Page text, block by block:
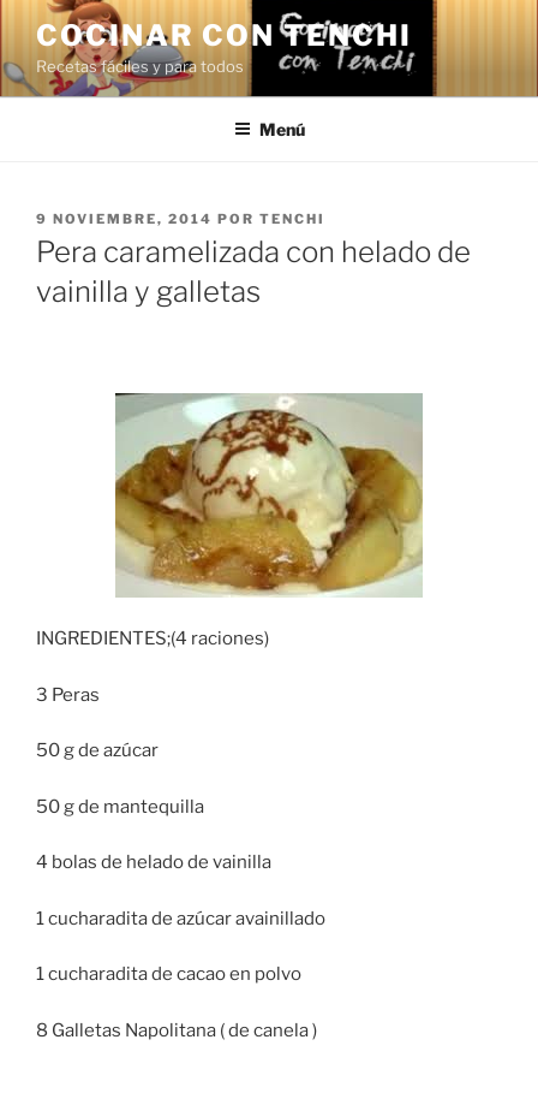
Saltar
contenido
COCINAR CON TENCHI
Recetas fáciles y para todos
Menú
PUBLICADO
EL
9 NOVIEMBRE, 2014 POR TENCHI
Pera caramelizada con helado de
vainilla y galletas
INGREDIENTES;(4 raciones)
3 Peras
50 g de azúcar
50 g de mantequilla
4 bolas de helado de vainilla
1 cucharadita de azúcar avainillado
1 cucharadita de cacao en polvo
8 Galletas Napolitana ( de canela )